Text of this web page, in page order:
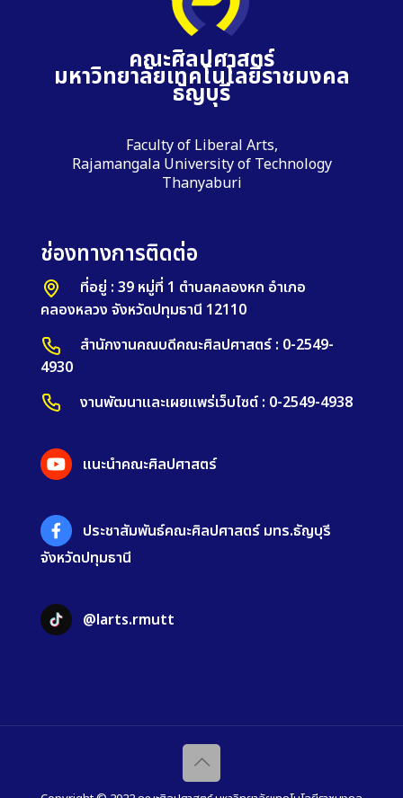
คณะศิลปศาสตร์
มหาวิทยาลัยเทคโนโลยีราชมงคล
ธัญบุรี
Faculty of Liberal Arts,
Rajamangala University of Technology
Thanyaburi
ช่องทางการติดต่อ
ที่อยู่ : 39 หมู่ที่ 1 ตำบลคลองหก อำเภอ
คลองหลวง จังหวัดปทุมธานี 12110
สำนักงานคณบดีคณะศิลปศาสตร์ : 0-2549-
4930
งานพัฒนาและเผยแพร่เว็บไซต์ : 0-2549-4938
แนะนำคณะศิลปศาสตร์
ประชาสัมพันธ์คณะศิลปศาสตร์ มทร.ธัญบุรี
จังหวัดปทุมธานี
@larts.rmutt